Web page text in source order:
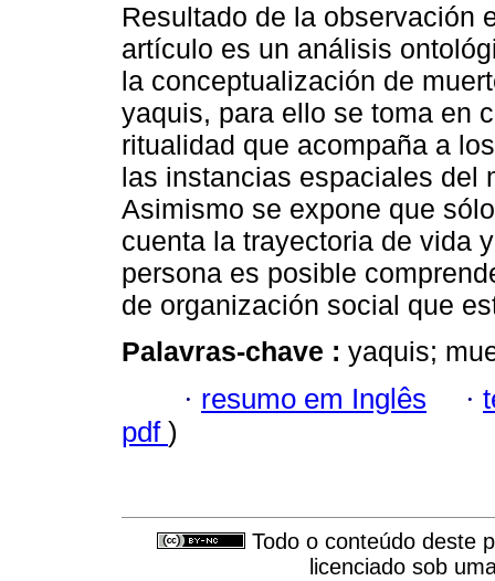
Resultado de la observación
artículo es un análisis
la conceptualización de
yaquis, para ello se toma en
ritualidad que acompaña a
las instancias espaciales del
Asimismo se expone que
cuenta la trayectoria de vida
persona es posible
de organización social que
Palavras-chave : yaquis;
· resumo em Inglês ·
pdf )
Todo o conteúdo deste
licenciado sob